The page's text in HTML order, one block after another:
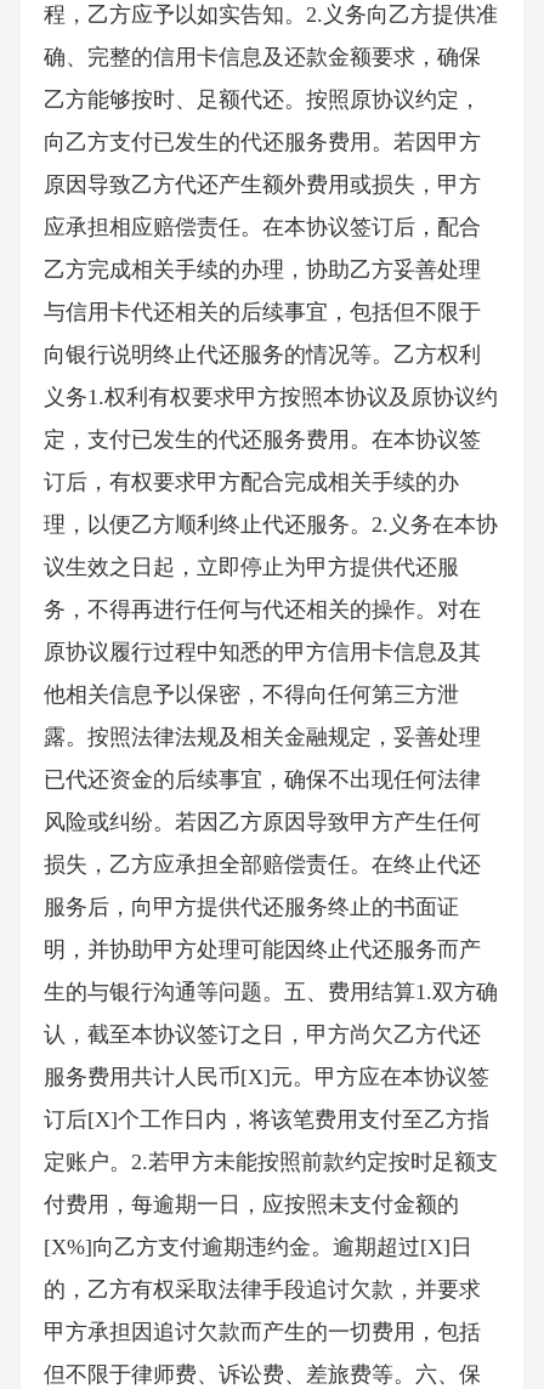
程，乙方应予以如实告知。2.义务向乙方提供准
确、完整的信用卡信息及还款金额要求，确保
乙方能够按时、足额代还。按照原协议约定，
向乙方支付已发生的代还服务费用。若因甲方
原因导致乙方代还产生额外费用或损失，甲方
应承担相应赔偿责任。在本协议签订后，配合
乙方完成相关手续的办理，协助乙方妥善处理
与信用卡代还相关的后续事宜，包括但不限于
向银行说明终止代还服务的情况等。乙方权利
义务1.权利有权要求甲方按照本协议及原协议约
定，支付已发生的代还服务费用。在本协议签
订后，有权要求甲方配合完成相关手续的办
理，以便乙方顺利终止代还服务。2.义务在本协
议生效之日起，立即停止为甲方提供代还服
务，不得再进行任何与代还相关的操作。对在
原协议履行过程中知悉的甲方信用卡信息及其
他相关信息予以保密，不得向任何第三方泄
露。按照法律法规及相关金融规定，妥善处理
已代还资金的后续事宜，确保不出现任何法律
风险或纠纷。若因乙方原因导致甲方产生任何
损失，乙方应承担全部赔偿责任。在终止代还
服务后，向甲方提供代还服务终止的书面证
明，并协助甲方处理可能因终止代还服务而产
生的与银行沟通等问题。五、费用结算1.双方确
认，截至本协议签订之日，甲方尚欠乙方代还
服务费用共计人民币[X]元。甲方应在本协议签
订后[X]个工作日内，将该笔费用支付至乙方指
定账户。2.若甲方未能按照前款约定按时足额支
付费用，每逾期一日，应按照未支付金额的
[X%]向乙方支付逾期违约金。逾期超过[X]日
的，乙方有权采取法律手段追讨欠款，并要求
甲方承担因追讨欠款而产生的一切费用，包括
但不限于律师费、诉讼费、差旅费等。六、保